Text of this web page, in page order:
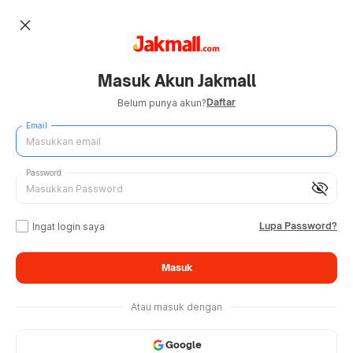
close
Masuk Akun Jakmall
Belum punya akun?Daftar
Email
visibility_off
Password
Ingat login saya Lupa Password?
Masuk
Atau masuk dengan
Google